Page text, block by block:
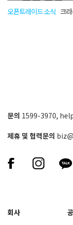
오픈트레이드 소식 크
문의 1599-3970,
제휴 및 협력문의
회사